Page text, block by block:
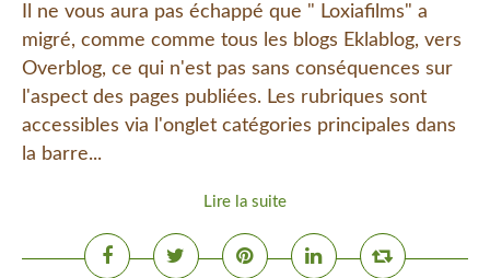
Il ne vous aura pas échappé que " Loxiafilms" a
migré, comme comme tous les blogs Eklablog, vers
Overblog, ce qui n'est pas sans conséquences sur
l'aspect des pages publiées. Les rubriques sont
accessibles via l'onglet catégories principales dans
la barre...
Lire la suite